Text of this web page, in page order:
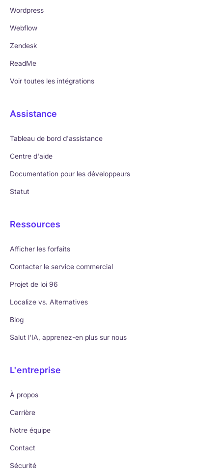
Wordpress
Webflow
Zendesk
ReadMe
Voir toutes les intégrations
Assistance
Tableau de bord d'assistance
Centre d'aide
Documentation pour les développeurs
Statut
Ressources
Afficher les forfaits
Contacter le service commercial
Projet de loi 96
Localize vs. Alternatives
Blog
Salut l'IA, apprenez-en plus sur nous
L'entreprise
À propos
Carrière
Notre équipe
Contact
Sécurité